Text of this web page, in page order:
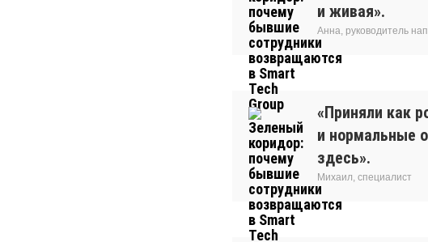
и живая».
Анна, руководитель
«Приняли как
и нормальные
здесь».
Михаил, специалист